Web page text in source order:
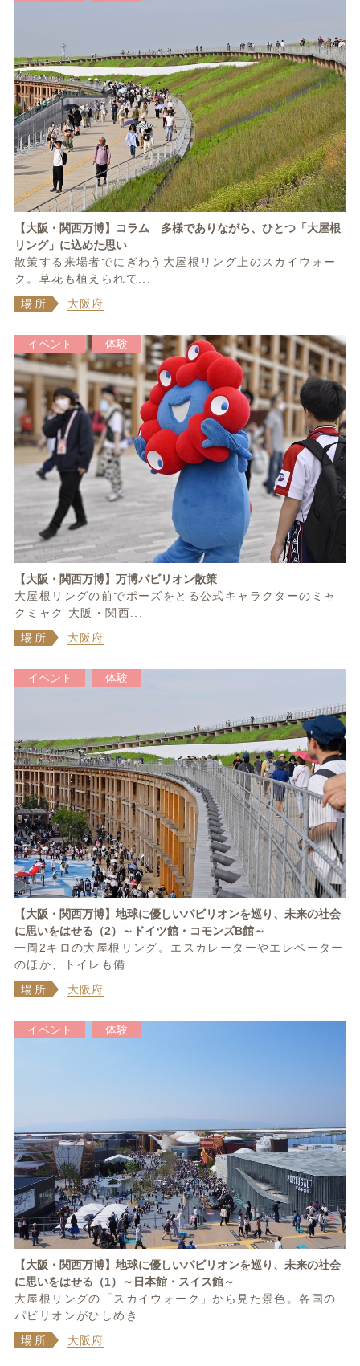
【大阪・関西万博】コラム 多様でありながら、ひとつ「大屋根
リング」に込めた思い
散策する来場者でにぎわう大屋根リング上のスカイウォー
ク。草花も植えられて...
場所
大阪府
イベント 体験
【大阪・関西万博】万博パビリオン散策
大屋根リングの前でポーズをとる公式キャラクターのミャ
クミャク 大阪・関西...
場所
大阪府
イベント 体験
【大阪・関西万博】地球に優しいパビリオンを巡り、未来の社会
に思いをはせる（2）～ドイツ館・コモンズB館～
一周2キロの大屋根リング。エスカレーターやエレベーター
のほか、トイレも備...
場所
大阪府
イベント 体験
【大阪・関西万博】地球に優しいパビリオンを巡り、未来の社会
に思いをはせる（1）～日本館・スイス館～
大屋根リングの「スカイウォーク」から見た景色。各国の
パビリオンがひしめき...
場所
大阪府